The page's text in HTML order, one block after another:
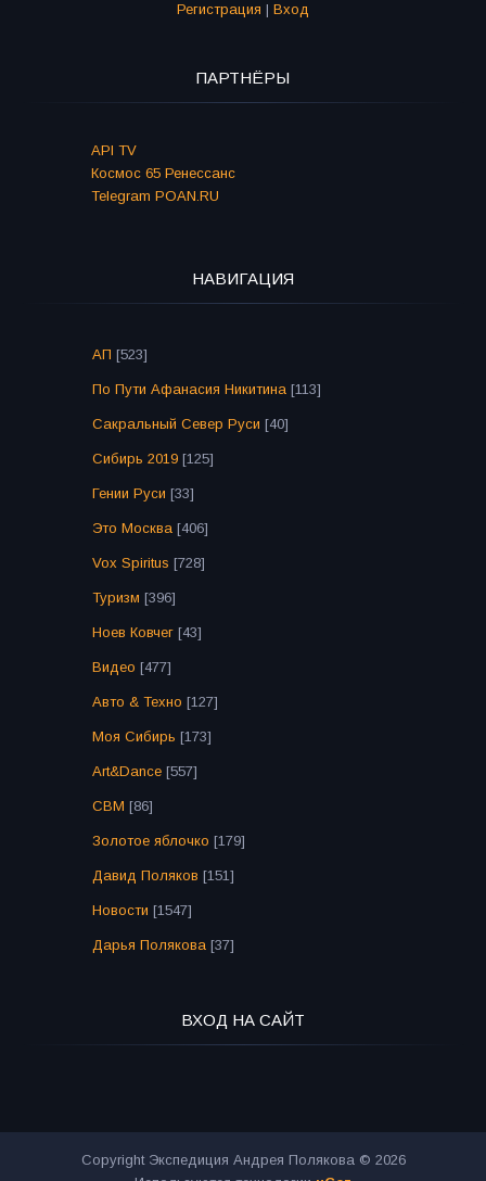
Регистрация | Вход
ПАРТНЁРЫ
API TV
Космос 65 Ренессанс
Telegram POAN.RU
НАВИГАЦИЯ
АП [523]
По Пути Афанасия Никитина [113]
Сакральный Север Руси [40]
Сибирь 2019 [125]
Гении Руси [33]
Это Москва [406]
Vox Spiritus [728]
Туризм [396]
Ноев Ковчег [43]
Видео [477]
Авто & Техно [127]
Моя Сибирь [173]
Art&Dance [557]
СВМ [86]
Золотое яблочко [179]
Давид Поляков [151]
Новости [1547]
Дарья Полякова [37]
ВХОД НА САЙТ
Copyright Экспедиция Андрея Полякова © 2026